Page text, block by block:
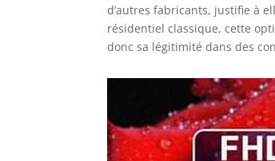
d’autres fabricants, justifie à
résidentiel classique, cette
donc sa légitimité dans des